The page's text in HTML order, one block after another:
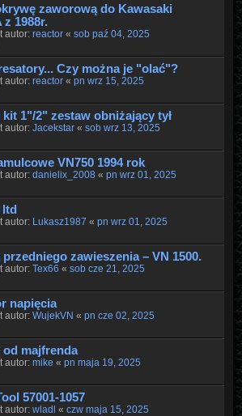
zaworową do Kawasaki
z 1988r.
autor: reactor« sob paź 04, 2025
Czy można je "olać"?
autor: reactor« pn wrz 15, 2025
1"/2" zestaw obniżający tył
autor: Jacekstar« sob wrz 13, 2025
VN750 1994 rok
autor: danielix_2008« pn wrz 01, 2025
ltd
autor: Lukasz1987 « pn wrz 01, 2025
zawieszenia – VN 1500.
autor: Tex66 « sob cze 21, 2025
napięcia
autor: WujekVN « pn cze 02, 2025
od majfrenda
autor: mike « pn maja 19, 2025
57001-1057
autor: wladl « czw maja 15, 2025